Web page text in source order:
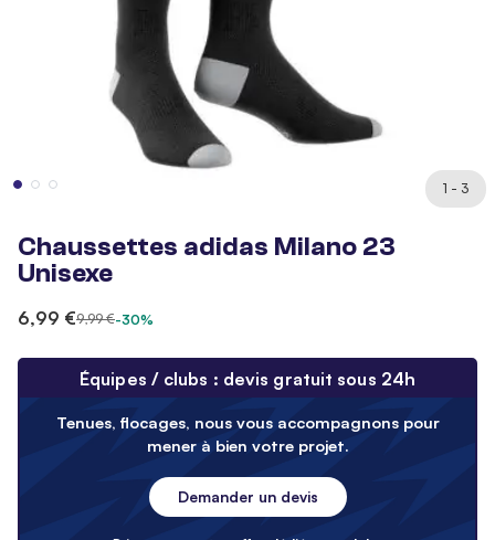
1 - 3
Chaussettes adidas Milano 23
Unisexe
6,99 €9,99 €-30%
Équipes / clubs : devis gratuit sous 24h
Tenues, flocages, nous vous accompagnons pour
mener à bien votre projet.
Demander un devis